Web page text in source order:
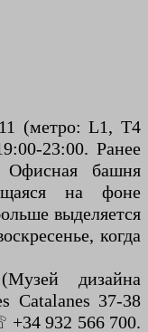
(метро: L1, T4
23:00. Ранее
Офисная башня
на фоне
выделяется
когда
дизайна
Catalanes 37-38
932 566 700.